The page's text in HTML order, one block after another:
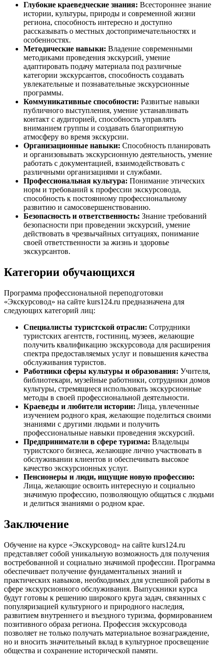
Глубокие краеведческие знания: Всестороннее знание
истории, культуры, природы и современной жизни
региона, способность интересно и доступно
рассказывать о местных достопримечательностях и
особенностях.
Методические навыки: Владение современными
методиками проведения экскурсий, умение
адаптировать подачу материала под различные
категории экскурсантов, способность создавать
увлекательные и познавательные экскурсионные
программы.
Коммуникативные способности: Развитые навыки
публичного выступления, умение устанавливать
контакт с аудиторией, способность управлять
вниманием группы и создавать благоприятную
атмосферу во время экскурсии.
Организационные навыки: Способность планировать
и организовывать экскурсионную деятельность, умение
работать с документацией, взаимодействовать с
различными организациями и службами.
Профессиональная культура: Понимание этических
норм и требований к профессии экскурсовода,
способность к постоянному профессиональному
развитию и самосовершенствованию.
Безопасность и ответственность: Знание требований
безопасности при проведении экскурсий, умение
действовать в чрезвычайных ситуациях, понимание
своей ответственности за жизнь и здоровье
экскурсантов.
Категории обучающихся
Программа профессиональной переподготовки
«Экскурсовод» на сайте kurs124.ru предназначена для
следующих категорий лиц:
Специалисты туристской отрасли: Сотрудники
туристских агентств, гостиниц, музеев, желающие
получить квалификацию экскурсовода для расширения
спектра предоставляемых услуг и повышения качества
обслуживания туристов.
Работники сферы культуры и образования: Учителя,
библиотекари, музейные работники, сотрудники домов
культуры, стремящиеся использовать экскурсионные
методы в своей профессиональной деятельности.
Краеведы и любители истории: Лица, увлеченные
изучением родного края, желающие поделиться своими
знаниями с другими людьми и получить
профессиональные навыки проведения экскурсий.
Предприниматели в сфере туризма: Владельцы
туристского бизнеса, желающие лично участвовать в
обслуживании клиентов и обеспечивать высокое
качество экскурсионных услуг.
Пенсионеры и люди, ищущие новую профессию:
Лица, желающие освоить интересную и социально
значимую профессию, позволяющую общаться с людьми
и делиться знаниями о родном крае.
Заключение
Обучение на курсе «Экскурсовод» на сайте kurs124.ru
представляет собой уникальную возможность для получения
востребованной и социально значимой профессии. Программа
обеспечивает получение фундаментальных знаний и
практических навыков, необходимых для успешной работы в
сфере экскурсионного обслуживания. Выпускники курса
будут готовы к решению широкого круга задач, связанных с
популяризацией культурного и природного наследия,
развитием внутреннего и въездного туризма, формированием
позитивного образа региона. Профессия экскурсовода
позволяет не только получать материальное вознаграждение,
но и вносить значительный вклад в культурное просвещение
общества и сохранение исторической памяти.